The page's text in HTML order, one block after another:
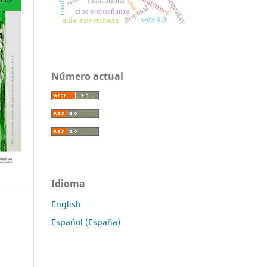
disposal
cine y enseñanza
web 3.0
aula universitaria
Número actual
Idioma
English
Español (España)